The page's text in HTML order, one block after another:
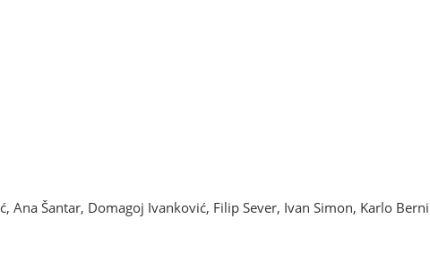
Ana Šantar, Domagoj Ivanković, Filip Sever, Ivan Simon, Karlo